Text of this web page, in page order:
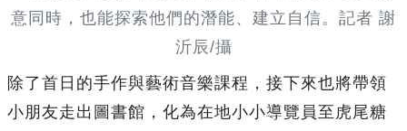
意同時，也能探索他們的潛能、建立自信。記者 謝
沂辰/攝
除了首日的手作與藝術音樂課程，接下來也將帶領
小朋友走出圖書館，化為在地小小導覽員至虎尾糖